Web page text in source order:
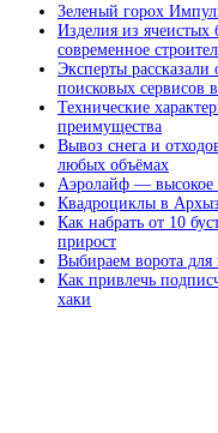
Зеленый горох
Изделия из ячеистых
современное
Эксперты
поисковых сервисов
Технические
преимущества
Вывоз снега и
любых объёмах
Аэролайф — высокое
Квадроциклы в
Как набрать от 10
прирост
Выбираем ворота
Как привлечь
хаки